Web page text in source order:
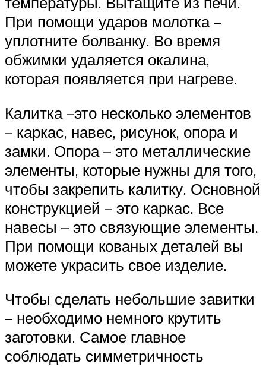
При помощи ударов молотка –
уплотните болванку. Во время
обжимки удаляется окалина,
которая появляется при нагреве.
Калитка –это несколько элементов
– каркас, навес, рисунок, опора и
замки. Опора – это металлические
элементы, которые нужны для того,
чтобы закрепить калитку. Основной
конструкцией – это каркас. Все
навесы – это связующие элементы.
При помощи кованых деталей вы
можете украсить свое изделие.
Чтобы сделать небольшие завитки
– необходимо немного крутить
заготовки. Самое главное
соблюдать симметричность